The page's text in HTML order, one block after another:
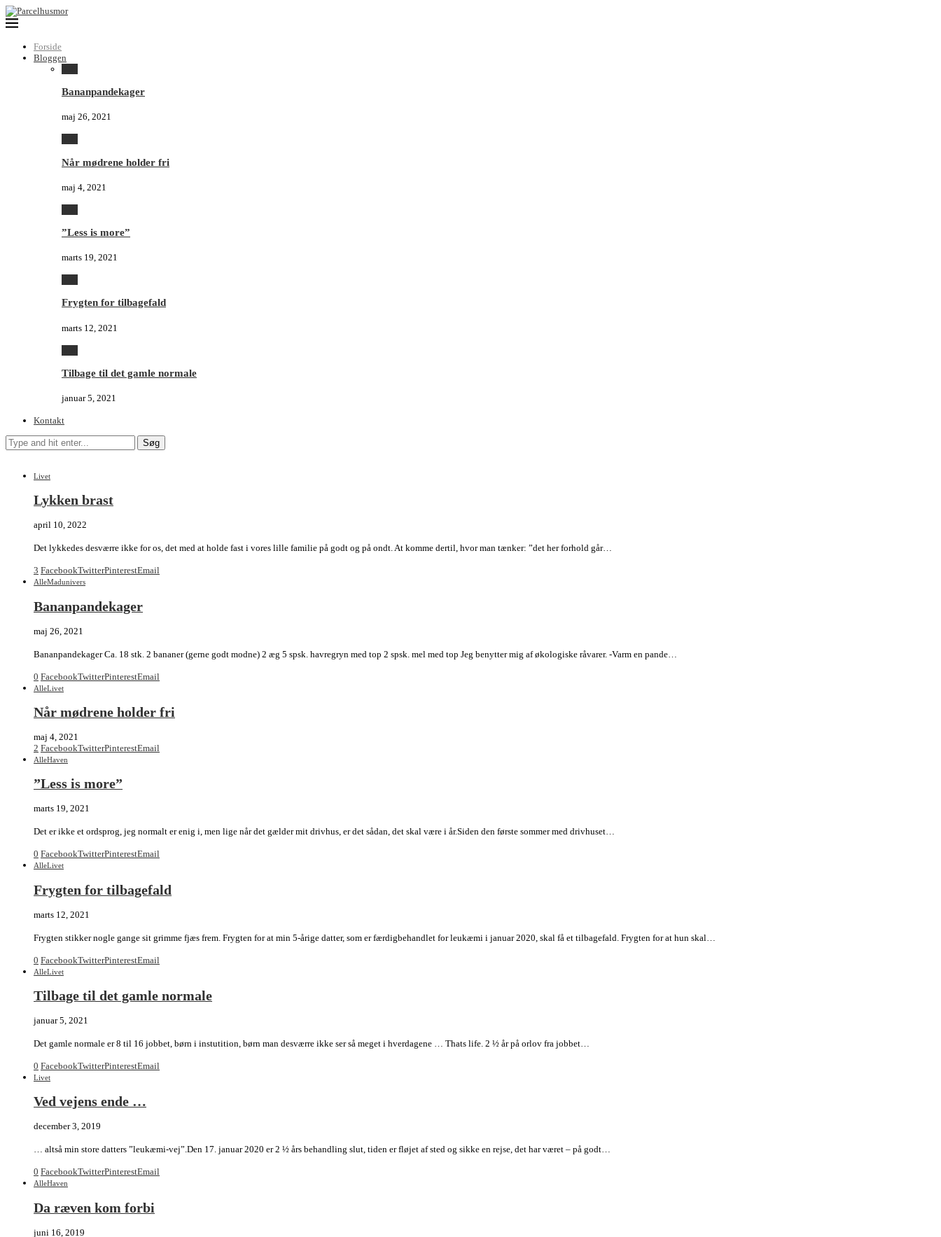
Forside
Bloggen
Bananpandekager
maj 26, 2021
Når mødrene holder fri
maj 4, 2021
”Less is more”
marts 19, 2021
Frygten for tilbagefald
marts 12, 2021
Tilbage til det gamle normale
januar 5, 2021
Kontakt
Søg
Livet
Lykken brast
april 10, 2022
Det lykkedes desværre ikke for os, det med at holde fast i vores lille familie på godt og på ondt. At komme dertil, hvor man tænker: ”det her forhold går…
3 FacebookTwitterPinterestEmail
AlleMadunivers
Bananpandekager
maj 26, 2021
Bananpandekager Ca. 18 stk. 2 bananer (gerne godt modne) 2 æg 5 spsk. havregryn med top 2 spsk. mel med top Jeg benytter mig af økologiske råvarer. -Varm en pande…
0 FacebookTwitterPinterestEmail
AlleLivet
Når mødrene holder fri
maj 4, 2021
2 FacebookTwitterPinterestEmail
AlleHaven
”Less is more”
marts 19, 2021
Det er ikke et ordsprog, jeg normalt er enig i, men lige når det gælder mit drivhus, er det sådan, det skal være i år.Siden den første sommer med drivhuset…
0 FacebookTwitterPinterestEmail
AlleLivet
Frygten for tilbagefald
marts 12, 2021
Frygten stikker nogle gange sit grimme fjæs frem. Frygten for at min 5-årige datter, som er færdigbehandlet for leukæmi i januar 2020, skal få et tilbagefald. Frygten for at hun skal…
0 FacebookTwitterPinterestEmail
AlleLivet
Tilbage til det gamle normale
januar 5, 2021
Det gamle normale er 8 til 16 jobbet, børn i instutition, børn man desværre ikke ser så meget i hverdagene … Thats life. 2 ½ år på orlov fra jobbet…
0 FacebookTwitterPinterestEmail
Livet
Ved vejens ende …
december 3, 2019
… altså min store datters ”leukæmi-vej”.Den 17. januar 2020 er 2 ½ års behandling slut, tiden er fløjet af sted og sikke en rejse, det har været – på godt…
0 FacebookTwitterPinterestEmail
AlleHaven
Da ræven kom forbi
juni 16, 2019